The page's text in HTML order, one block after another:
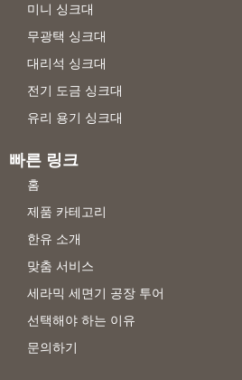
미니 싱크대
무광택 싱크대
대리석 싱크대
전기 도금 싱크대
유리 용기 싱크대
빠른 링크
홈
제품 카테고리
한유 소개
맞춤 서비스
세라믹 세면기 공장 투어
선택해야 하는 이유
문의하기